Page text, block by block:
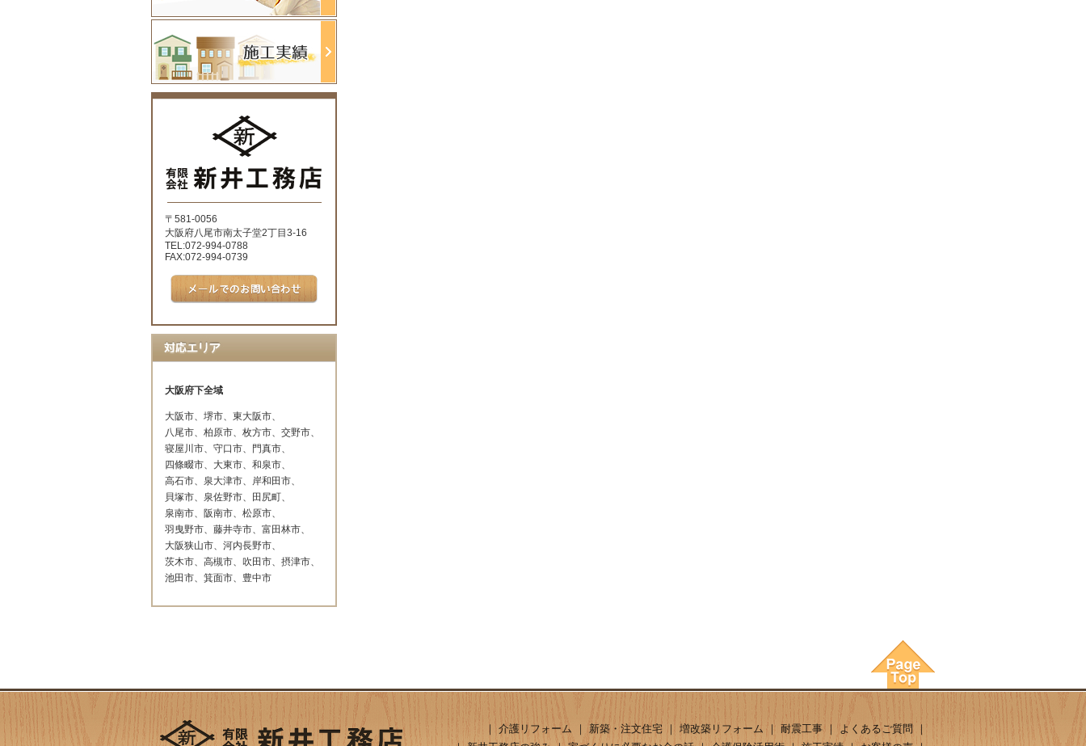
〒581-0056
大阪府八尾市南太子堂2丁目3-16
TEL:072-994-0788
FAX:072-994-0739
大阪府下全域
大阪市、堺市、東大阪市、
八尾市、柏原市、枚方市、交野市、
寝屋川市、守口市、門真市、
四條畷市、大東市、和泉市、
高石市、泉大津市、岸和田市、
貝塚市、泉佐野市、田尻町、
泉南市、阪南市、松原市、
羽曳野市、藤井寺市、富田林市、
大阪狭山市、河内長野市、
茨木市、高槻市、吹田市、摂津市、
池田市、箕面市、豊中市
｜ 介護リフォーム ｜ 新築・注文住宅 ｜ 増改築リフォーム ｜ 耐震工事｜ よくあるご質問｜